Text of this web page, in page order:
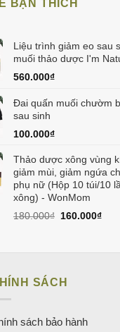
BẠN THÍCH
Liệu trình giảm eo sau
muối thảo dược I'm
560.000₫
Đai quấn muối chườm
sau sinh
100.000₫
Thảo dược xông vùng
giảm mùi, giảm ngứa
phụ nữ (Hộp 10 túi/10
xông) - WonMom
180.000₫ Giá
160.000₫Giá
SÁCH
sách bảo hành